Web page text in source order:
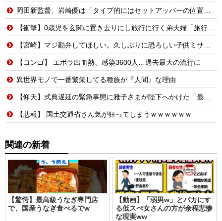
岡田新監督、岩崎優は「タイプ的にはセットアッパーの位置が一番合うてる」←おーん
【衝撃】0歳児を玄関に置き去りにし旅行に行く弟夫婦「旅行中、1ヶ月世話しろw」18年後に返せと言われ「お前らの子供、捨てたよ?」「は!?」
【宮崎】マジ勘弁してほしい。久しぶりに恐ろしい子供ミサイルを見た。
【コンゴ】 エボラ出血熱、感染3600人…過去最大の流行に
異世界モノで一番繁栄してる種族が『人間』な理由
【仰天】式典遅延の緊急事態に雅子さまが陛下へかけた「最高の一言」とは? 楽曲提供:株式会社FLMusic
【悲報】 国土交通省さん気が狂ってしまうｗｗｗｗｗｗ
関連の新着
【驚愕】最高級うなぎ専門店
で、国産うなぎ食べるでw
【動画】「弱男w」とバカにす
る低スぺ女さんの方が余程悲惨
な現実ww